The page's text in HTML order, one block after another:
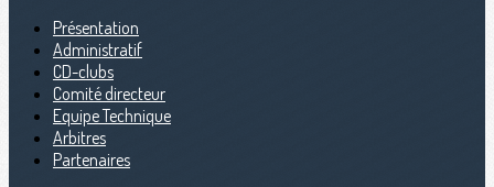
Présentation
Administratif
CD-clubs
Comité directeur
Equipe Technique
Arbitres
Partenaires